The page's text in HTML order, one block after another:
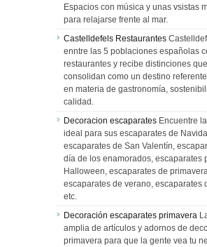
Espacios con música y unas vsistas
para relajarse frente al mar.
Castelldefels Restaurantes
enntre las 5 poblaciones españolas
restaurantes y recibe distinciones
consolidan como un destino
en materia de gastronomía,
calidad.
Decoracion escaparates Encuentre
ideal para sus escaparates de
escaparates de San Valentín,
día de los enamorados, escaparates
Halloween, escaparates de primavera,
escaparates de verano, escaparates
etc.
Decoración escaparates primavera
amplia de artículos y adornos de
primavera para que la gente vea tu